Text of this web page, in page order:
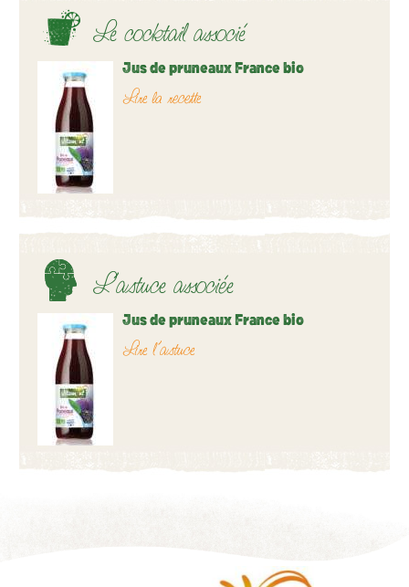
Le cocktail associé
Jus de pruneaux France bio
Lire la recette
L’astuce associée
Jus de pruneaux France bio
Lire l’astuce